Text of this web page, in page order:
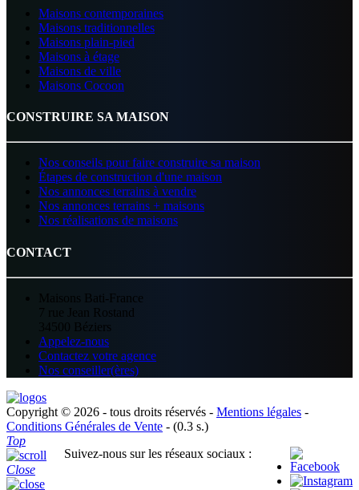
Maisons contemporaines
Maisons traditionnelles
Maisons plain-pied
Maisons à étage
Maisons de ville
Maisons Cocoon
CONSTRUIRE SA MAISON
Nos conseils pour faire construire sa maison
Étapes de construction d'une maison
Nos annonces terrains à vendre
Nos annonces terrains + maisons
Nos réalisations de maisons
CONTACT
Maisons Bati-France
7 rue Jean Rostand
34500 Béziers
Appelez-nous
Contactez votre agence
Nos conseiller(ères)
Copyright © 2026 - tous droits réservés - Mentions légales -
Conditions Générales de Vente - (0.3 s.)
Suivez-nous sur les réseaux sociaux :
Top
Close